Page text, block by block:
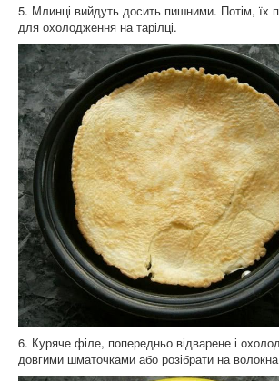
5. Млинці вийдуть досить пишними. Потім, їх
для охолодження на тарілці.
6. Куряче філе, попередньо відварене і
довгими шматочками або розібрати на